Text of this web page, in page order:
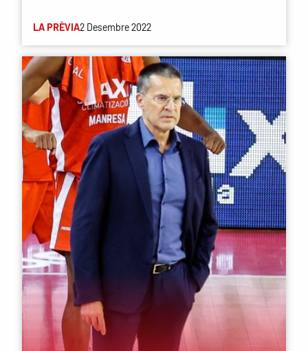
LA PRÈVIA2 Desembre 2022